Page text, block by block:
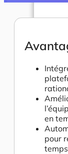
en
pour